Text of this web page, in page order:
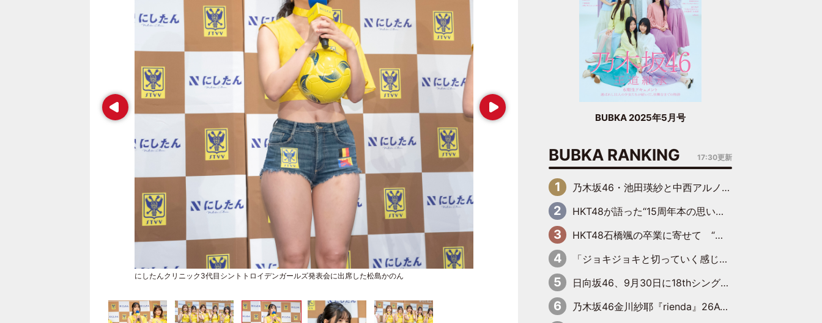
Prev
にしたんクリニック3代目シントトロイデンガールズ発表会に出席した松島かのん
Next
BUBKA 2025年5月号
BUBKA RANKING 17:30更新
乃木坂46・池田瑛紗と中西アルノが「真冬のかき氷」騒動で火花散らす！ 因縁の裏にあるのは、逆境をともに“凌”ぐ似た者同士の絆
HKT48が語った“15周年本の思い出” 大食い特訓・守護霊企画・制服グラビア…盛りだくさんの裏話
HKT48石橋颯の卒業に寄せて “いぶくる”の絆と後輩・龍頭綺音の決意
「ジョキジョキと切っていく感じ」STU48中村舞、新しい挑戦は自らの手で
日向坂46、9月30日に18thシングル『イチャイチャ虫』の発売決定！ フォーメーションは『日向坂で会いましょう』にて発表
乃木坂46金川紗耶『rienda』26AW LOOKモデルに就任